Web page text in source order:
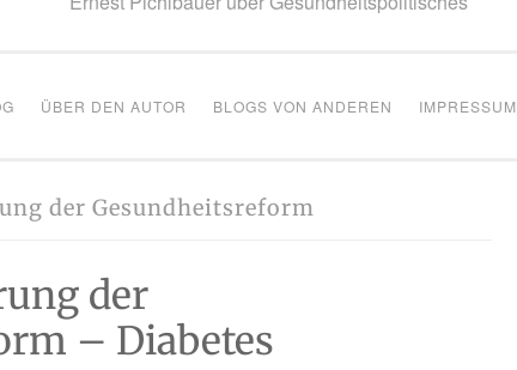
ÜBER DEN AUTOR BLOGS VON ANDEREN IMPRESSUM
der Gesundheitsreform
der
– Diabetes